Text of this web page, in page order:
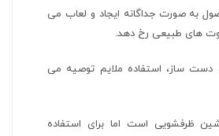
به صورت جداگانه ایجاد و لعاب می
های طبیعی رخ دهد.
دست ساز، استفاده ملایم توصیه می
ظرفشویی است اما برای استفاده